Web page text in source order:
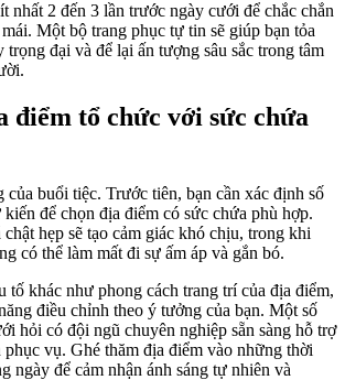
nhất 2 đến 3 lần trước ngày cưới để chắc chắn
Một bộ trang phục tự tin sẽ giúp bạn tỏa
trọng đại và để lại ấn tượng sâu sắc trong tâm
điểm tổ chức với sức chứa
của buổi tiệc. Trước tiên, bạn cần xác định số
để chọn địa điểm có sức chứa phù hợp.
hẹp sẽ tạo cảm giác khó chịu, trong khi
có thể làm mất đi sự ấm áp và gắn bó.
tố khác như phong cách trang trí của địa điểm,
điều chỉnh theo ý tưởng của bạn. Một số
hỏi có đội ngũ chuyên nghiệp sẵn sàng hỗ trợ
vụ. Ghé thăm địa điểm vào những thời
ngày để cảm nhận ánh sáng tự nhiên và